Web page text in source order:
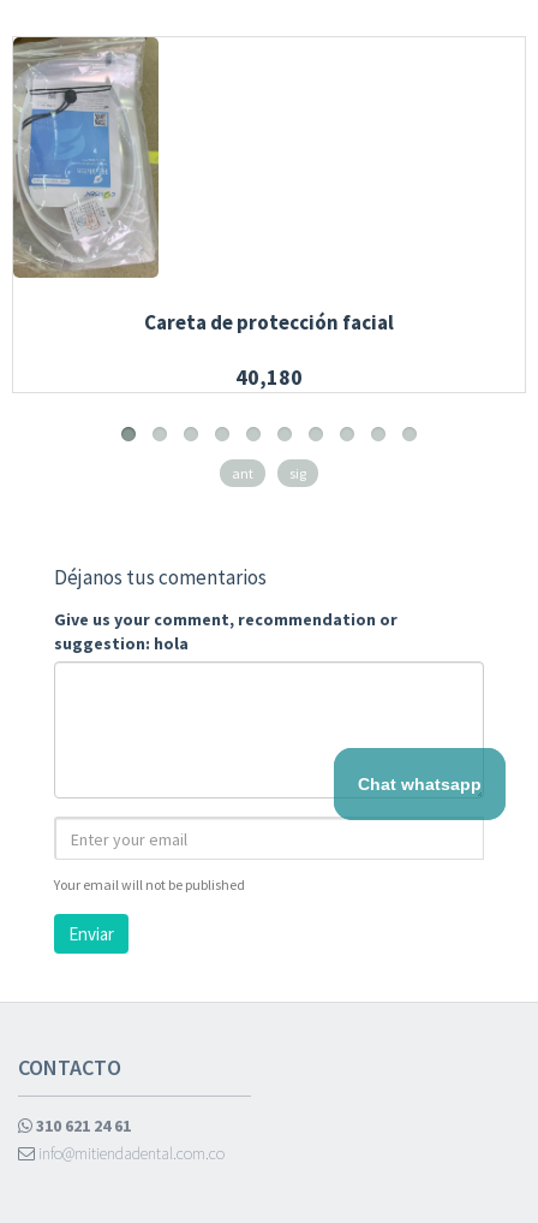
Careta de protección facial
40,180
ant sig
Déjanos tus comentarios
Give us your comment, recommendation or
suggestion: hola
Your email will not be published
Enviar
CONTACTO
310 621 24 61
info@mitiendadental.com.co
Chat whatsapp